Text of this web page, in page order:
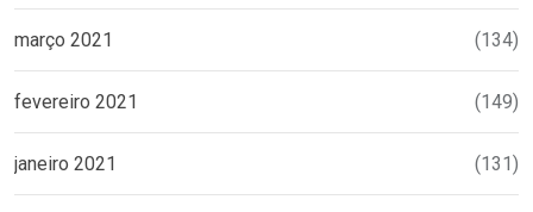
março 2021 (134)
fevereiro 2021 (149)
janeiro 2021 (131)